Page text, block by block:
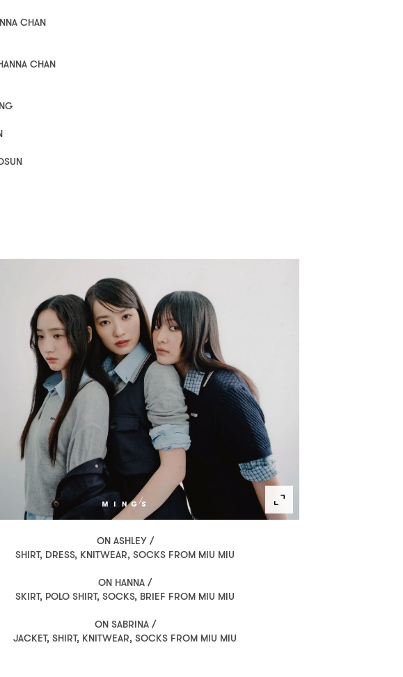
CHAN
CHAN
ON ASHLEY /
SHIRT, DRESS, KNITWEAR, SOCKS FROM MIU MIU
ON HANNA /
SKIRT, POLO SHIRT, SOCKS, BRIEF FROM MIU MIU
ON SABRINA /
JACKET, SHIRT, KNITWEAR, SOCKS FROM MIU MIU